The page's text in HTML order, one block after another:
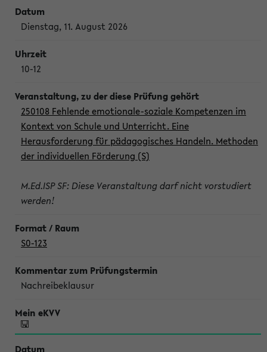
Dienstag, 11. August 2026
10-12
250108 Fehlende emotionale-soziale Kompetenzen im
Kontext von Schule und Unterricht. Eine
Herausforderung für pädagogisches Handeln. Methoden
der individuellen Förderung (S)
M.Ed.ISP SF: Diese Veranstaltung darf nicht vorstudiert
werden!
S0-123
Nachreibeklausur